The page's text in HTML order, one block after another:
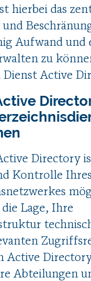
hierbei das
und
Aufwand und
zu
Active
Directory
Kontrolle Ihres
Lage, Ihre
Active
Abteilungen